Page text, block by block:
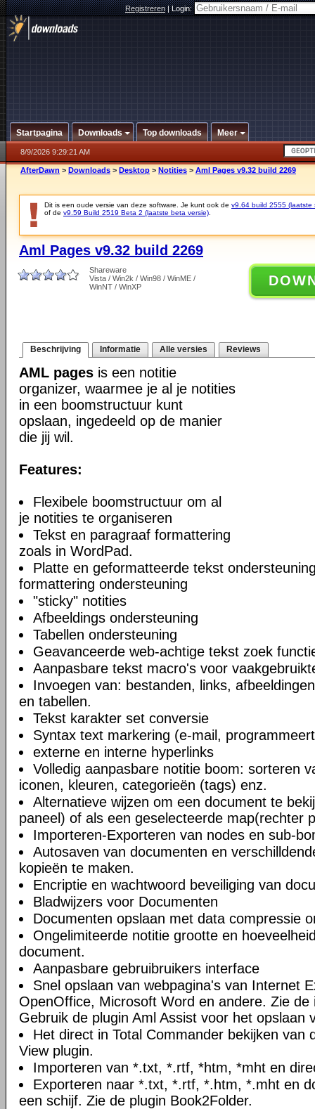
Registreren|Login:
Startpagina Downloads Top downloads Meer
8/9/2026 9:29:21 AM
AfterDawn > Downloads > Desktop > Notities > Aml Pages v9.32 build 2269
Dit is een oude versie van deze software. Je kunt ook de v9.64 build 2555 (laatste
of de v9.59 Build 2519 Beta 2 (laatste beta versie)
Aml Pages v9.32 build 2269
Shareware
Vista / Win2k / Win98 / WinME /
WinNT / WinXP
Beschrijving Informatie Alle versies Reviews
AML pages is een notitie
organizer, waarmee je al je notities
in een boomstructuur kunt
opslaan, ingedeeld op de manier
die jij wil.
Features:
Flexibele boomstructuur om al
je notities te organiseren
Tekst en paragraaf formattering
zoals in WordPad.
Platte en geformatteerde tekst
formattering ondersteuning
"sticky" notities
Afbeeldings ondersteuning
Tabellen ondersteuning
Geavanceerde web-achtige tekst zoek
Aanpasbare tekst macro's voor
Invoegen van: bestanden, links,
en tabellen.
Tekst karakter set conversie
Syntax text markering (e-mail,
externe en interne hyperlinks
Volledig aanpasbare notitie boom: sorteren
iconen, kleuren, categorieën (tags) enz.
Alternatieve wijzen om een document te
paneel) of als een geselecteerde map(rechter
Importeren-Exporteren van nodes en sub-
Autosaven van documenten en
kopieën te maken.
Encriptie en wachtwoord beveiliging van
Bladwijzers voor Documenten
Documenten opslaan met data compressie
Ongelimiteerde notitie grootte en
document.
Aanpasbare gebruibruikers interface
Snel opslaan van webpagina's van Internet
OpenOffice, Microsoft Word en andere. Zie de
Gebruik de plugin Aml Assist voor het opslaan
Het direct in Total Commander bekijken van
View plugin.
Importeren van *.txt, *.rtf, *htm, *mht en
Exporteren naar *.txt, *.rtf, *.htm, *.mht en
een schijf. Zie de plugin Book2Folder.